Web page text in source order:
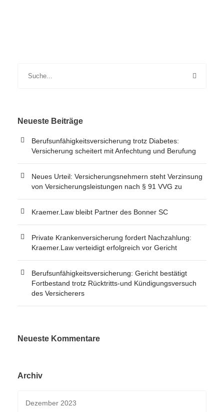
Neueste Beiträge
Berufsunfähigkeitsversicherung trotz Diabetes:
Versicherung scheitert mit Anfechtung und Berufung
Neues Urteil: Versicherungsnehmern steht Verzinsung
von Versicherungsleistungen nach § 91 VVG zu
Kraemer.Law bleibt Partner des Bonner SC
Private Krankenversicherung fordert Nachzahlung:
Kraemer.Law verteidigt erfolgreich vor Gericht
Berufsunfähigkeitsversicherung: Gericht bestätigt
Fortbestand trotz Rücktritts-und Kündigungsversuch
des Versicherers
Neueste Kommentare
Archiv